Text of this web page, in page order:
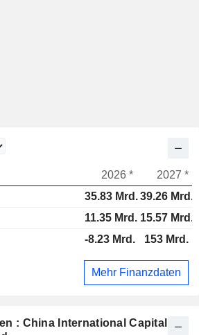
: China International Capital
2026 *
2027 *
35.83 Mrd.39.26 Mrd.
11.35 Mrd. 15.57 Mrd.
-8.23 Mrd. 153 Mrd.
Mehr Finanzdaten